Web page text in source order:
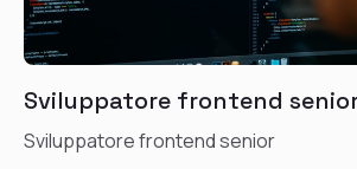
Sviluppatore frontend
Sviluppatore frontend senior